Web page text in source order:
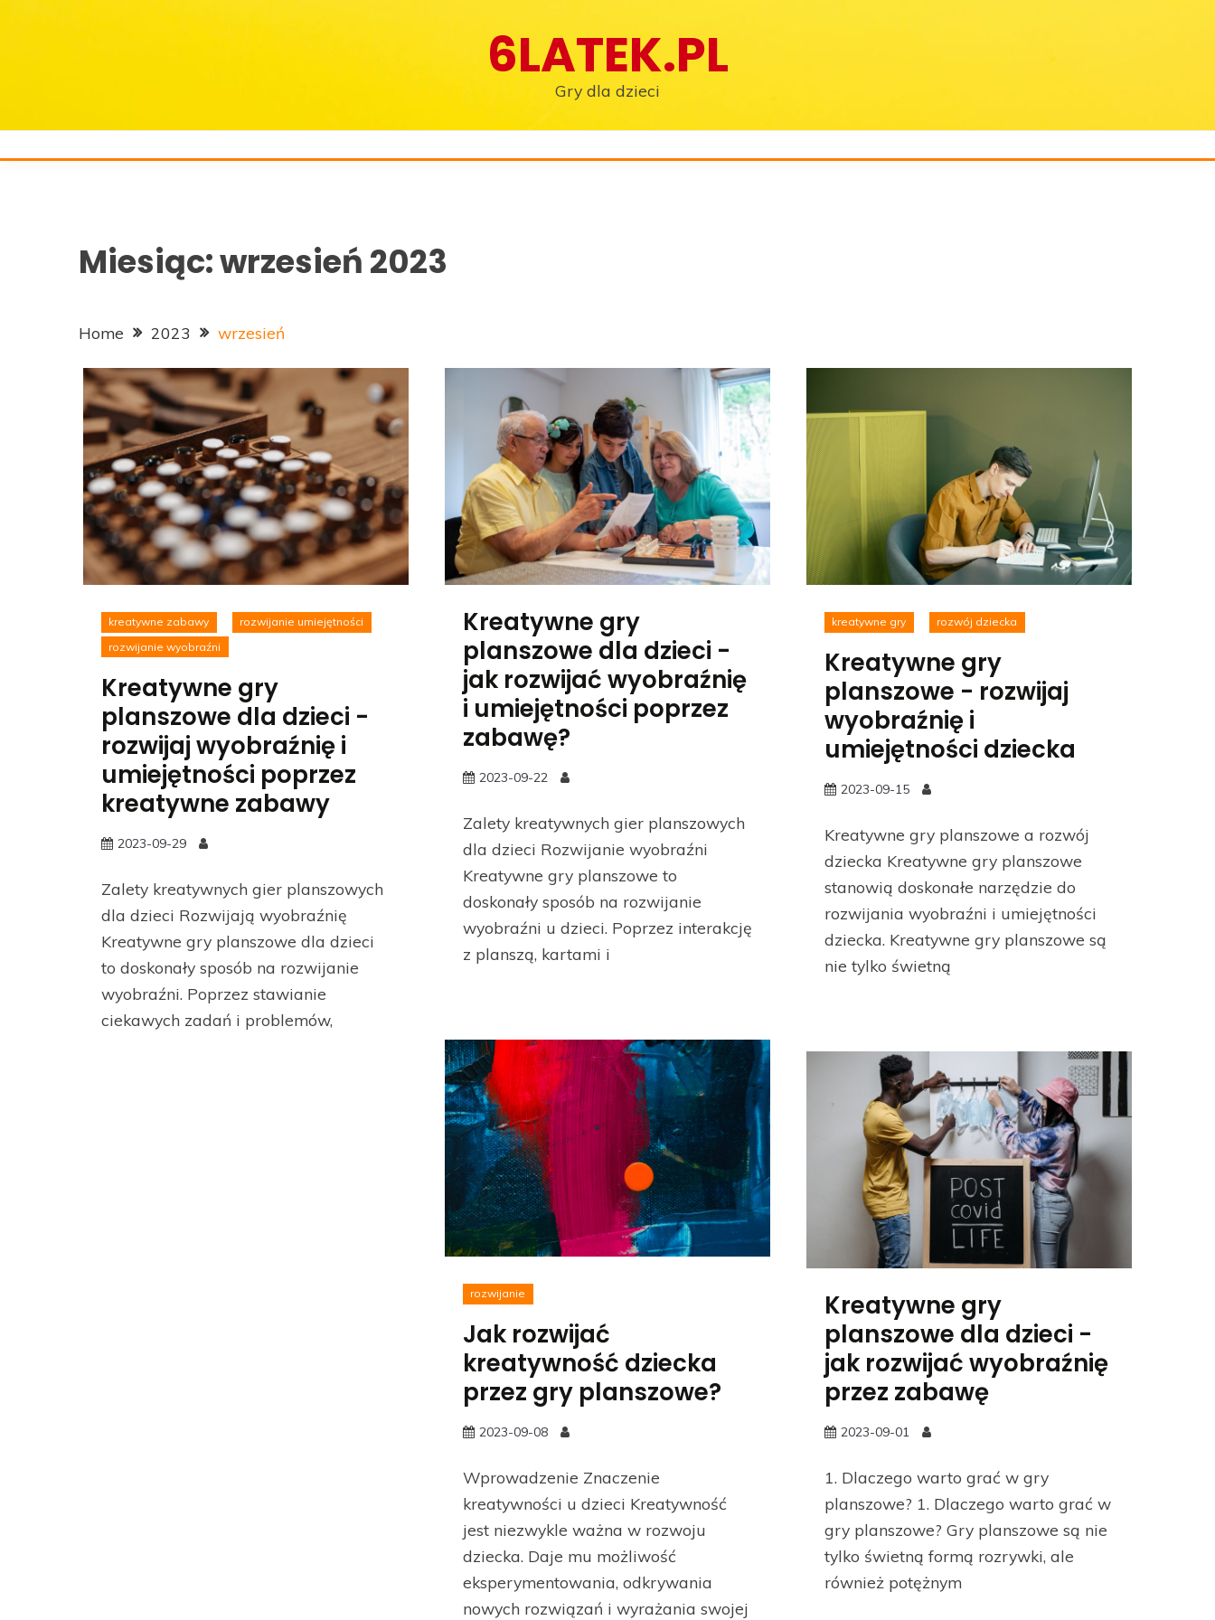
6LATEK.PL
Gry dla dzieci
Miesiąc:wrzesień 2023
Home 2023 wrzesień
kreatywne zabawy
rozwijanie umiejętności
rozwijanie wyobraźni
Kreatywne gry
planszowe dla dzieci -
rozwijaj wyobraźnię i
umiejętności poprzez
kreatywne zabawy
2023-09-29
Zalety kreatywnych gier planszowych
dla dzieci Rozwijają wyobraźnię
Kreatywne gry planszowe dla dzieci
to doskonały sposób na rozwijanie
wyobraźni. Poprzez stawianie
ciekawych zadań i problemów,
Kreatywne gry
planszowe dla dzieci -
jak rozwijać wyobraźnię
i umiejętności poprzez
zabawę?
2023-09-22
Zalety kreatywnych gier planszowych
dla dzieci Rozwijanie wyobraźni
Kreatywne gry planszowe to
doskonały sposób na rozwijanie
wyobraźni u dzieci. Poprzez interakcję
z planszą, kartami i
kreatywne gry rozwój dziecka
Kreatywne gry
planszowe - rozwijaj
wyobraźnię i
umiejętności dziecka
2023-09-15
Kreatywne gry planszowe a rozwój
dziecka Kreatywne gry planszowe
stanowią doskonałe narzędzie do
rozwijania wyobraźni i umiejętności
dziecka. Kreatywne gry planszowe są
nie tylko świetną
rozwijanie
Jak rozwijać
kreatywność dziecka
przez gry planszowe?
2023-09-08
Wprowadzenie Znaczenie
kreatywności u dzieci Kreatywność
jest niezwykle ważna w rozwoju
dziecka. Daje mu możliwość
eksperymentowania, odkrywania
nowych rozwiązań i wyrażania swojej
Kreatywne gry
planszowe dla dzieci -
jak rozwijać wyobraźnię
przez zabawę
2023-09-01
1. Dlaczego warto grać w gry
planszowe? 1. Dlaczego warto grać w
gry planszowe? Gry planszowe są nie
tylko świetną formą rozrywki, ale
również potężnym